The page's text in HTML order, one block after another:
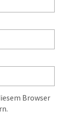
Browser